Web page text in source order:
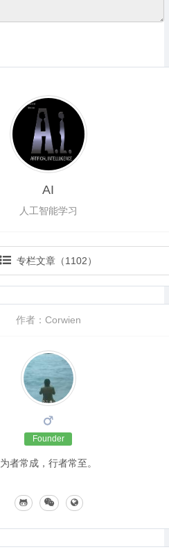
AI
人工智能学习
专栏文章（1102）
作者：Corwien
Founder
为者常成，行者常至。